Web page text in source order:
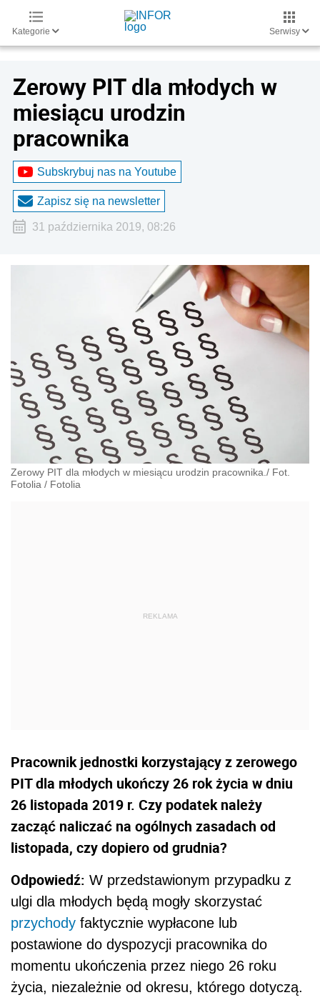
Kategorie Serwisy
Zerowy PIT dla młodych w
miesiącu urodzin
pracownika
Subskrybuj nas na Youtube
Zapisz się na newsletter
31 października 2019, 08:26
Zerowy PIT dla młodych w miesiącu urodzin pracownika./ Fot.
Fotolia / Fotolia
Pracownik jednostki korzystający z zerowego
PIT dla młodych ukończy 26 rok życia w dniu
26 listopada 2019 r. Czy podatek należy
zacząć naliczać na ogólnych zasadach od
listopada, czy dopiero od grudnia?
Odpowiedź: W przedstawionym przypadku z
ulgi dla młodych będą mogły skorzystać
przychody faktycznie wypłacone lub
postawione do dyspozycji pracownika do
momentu ukończenia przez niego 26 roku
życia, niezależnie od okresu, którego dotyczą.